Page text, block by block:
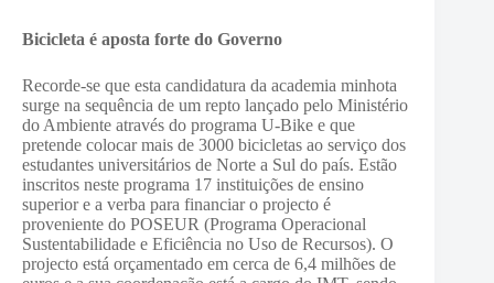
Bicicleta é aposta forte do Governo
Recorde-se que esta candidatura da academia minhota
surge na sequência de um repto lançado pelo Ministério
do Ambiente através do programa U-Bike e que
pretende colocar mais de 3000 bicicletas ao serviço dos
estudantes universitários de Norte a Sul do país. Estão
inscritos neste programa 17 instituições de ensino
superior e a verba para financiar o projecto é
proveniente do POSEUR (Programa Operacional
Sustentabilidade e Eficiência no Uso de Recursos). O
projecto está orçamentado em cerca de 6,4 milhões de